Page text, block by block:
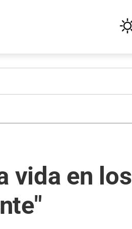
vida en los